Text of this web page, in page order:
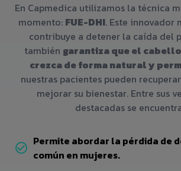
En Capmedica utilizamos la técnica
momento: FUE-DHI. Este innovador
contribuye a detener la caída del
también garantiza que el
crezca de forma natural y
nuestras pacientes pueden
mejorar su bienestar. Entre sus
destacadas se
Permite abordar la pérdida de
común en mujeres.